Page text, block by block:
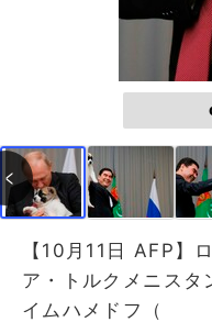
【10月11日 AFP】
ア・トルクメニスタ
イムハメドフ（